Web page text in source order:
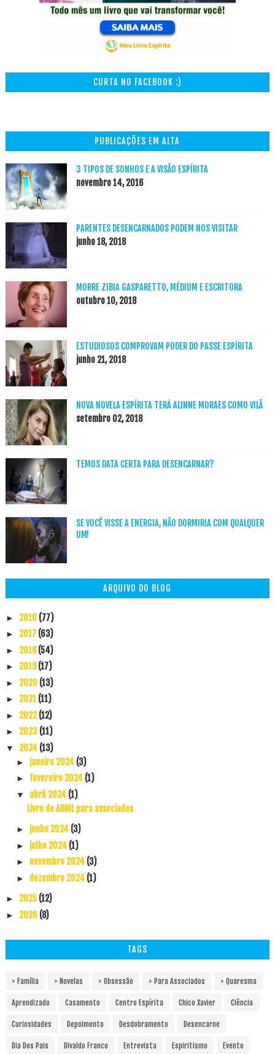
CURTA NO FACEBOOK :)
PUBLICAÇÕES EM ALTA
3 TIPOS DE SONHOS E A VISÃO ESPÍRITA
novembro 14, 2016
PARENTES DESENCARNADOS PODEM NOS VISITAR
junho 18, 2018
MORRE ZIBIA GASPARETTO, MÉDIUM E ESCRITORA
outubro 10, 2018
ESTUDIOSOS COMPROVAM PODER DO PASSE ESPÍRITA
junho 21, 2018
NOVA NOVELA ESPÍRITA TERÁ ALINNE MORAES COMO VILÃ
setembro 02, 2018
TEMOS DATA CERTA PARA DESENCARNAR?
SE VOCÊ VISSE A ENERGIA, NÃO DORMIRIA COM QUALQUER
UM!
ARQUIVO DO BLOG
► 2016 (77)
► 2017 (63)
► 2018(54)
► 2019(17)
► 2020 (13)
► 2021 (11)
► 2022(12)
► 2023 (11)
▼ 2024 (13)
► janeiro 2024 (3)
► fevereiro 2024 (1)
▼ abril 2024 (1)
Livro de ABRIL para associados
► junho 2024 (3)
► julho 2024 (1)
► novembro 2024 (3)
► dezembro 2024 (1)
► 2025 (12)
► 2026 (8)
TAGS
> Família > Novelas > Obsessão > Para Associados > Quaresma
Aprendizado Casamento Centro Espírita Chico Xavier Ciência
Curiosidades Depoimento Desdobramento Desencarne
Dia Dos Pais Divaldo Franco Entrevista Espiritismo Evento